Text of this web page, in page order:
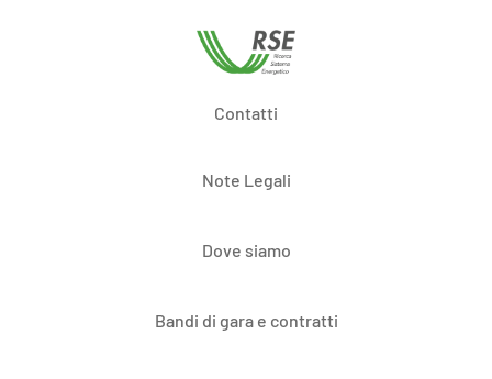
Contatti
Note Legali
Dove siamo
Bandi di gara e contratti